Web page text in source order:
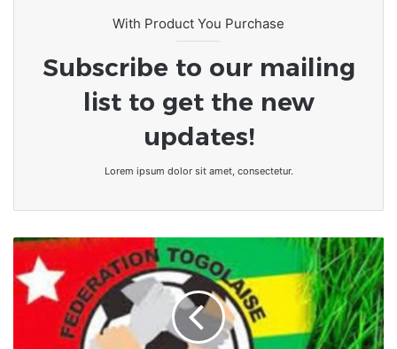
With Product You Purchase
Subscribe to our mailing
list to get the new
updates!
Lorem ipsum dolor sit amet, consectetur.
Togo/Football/
FTF
très
intransigeante